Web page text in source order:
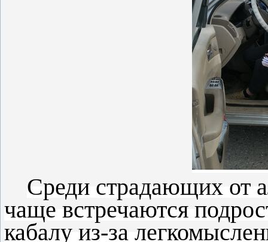
Среди страдающих от
чаще встречаются
кабалу из-за